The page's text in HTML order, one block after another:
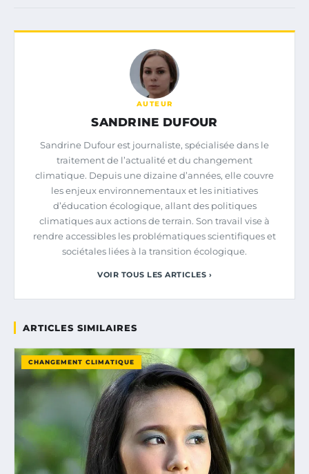
AUTEUR
SANDRINE DUFOUR
Sandrine Dufour est journaliste, spécialisée dans le
traitement de l’actualité et du changement
climatique. Depuis une dizaine d’années, elle couvre
les enjeux environnementaux et les initiatives
d’éducation écologique, allant des politiques
climatiques aux actions de terrain. Son travail vise à
rendre accessibles les problématiques scientifiques et
sociétales liées à la transition écologique.
VOIR TOUS LES ARTICLES ›
ARTICLES SIMILAIRES
CHANGEMENT CLIMATIQUE